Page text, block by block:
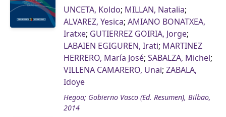
UNCETA, Koldo; MILLAN, Natalia;
ALVAREZ, Yesica; AMIANO BONATXEA,
Iratxe; GUTIERREZ GOIRIA, Jorge;
LABAIEN EGIGUREN, Irati; MARTINEZ
HERRERO, María José; SABALZA, Michel;
VILLENA CAMARERO, Unai; ZABALA,
Idoye
Hegoa; Gobierno Vasco (Ed. Resumen), Bilbao,
2014